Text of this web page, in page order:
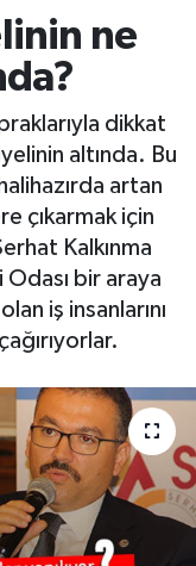
ne
dikkat
altında. Bu
artan
çıkarmak için
Kalkınma
Odası bir araya
iş insanlarını